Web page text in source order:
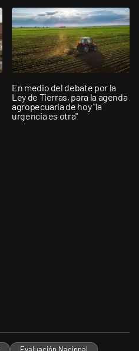
En medio del debate por la
Ley de Tierras, para la agenda
agropecuaria de hoy "la
urgencia es otra"